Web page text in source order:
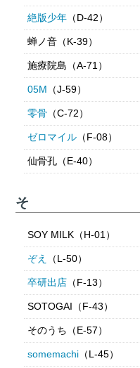
絶版少年（D-42）
蝉ノ音（K-39）
施療院島（A-71）
05M （J-59）
零骨（C-72）
ゼロマイル（F-08）
仙骨孔（E-40）
そ
SOY MILK（H-01）
ぞえ （L-50）
卒研出店（F-13）
SOTOGAI（F-43）
そのうち（E-57）
somemachi（L-45）